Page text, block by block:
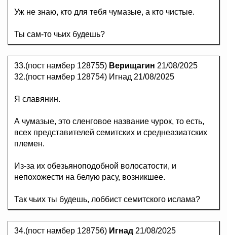
Уж не знаю, кто для тебя чумазые, а кто чистые.
Ты сам-то чьих будешь?
33.(пост намбер 128755) Верищагин 21/08/2025
32.(пост намбер 128754) Игнад 21/08/2025
Я славянин.
А чумазые, это сленговое название чурок, то есть,
всех представителей семитских и среднеазиатских
племен.
Из-за их обезьяноподобной волосатости, и
непохожести на белую расу, возникшее.
Так чьих ты будешь, лоббист семитского ислама?
34.(пост намбер 128756) Игнад 21/08/2025